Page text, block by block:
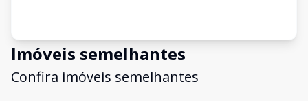
Imóveis semelhantes
Confira imóveis semelhantes